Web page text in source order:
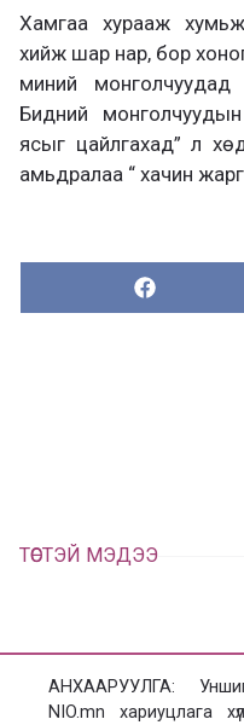
Хамгаа хурааж
хийж шар нар, бор хоног
миний
Бидний
ясыг цайлгахад” л
амьдралаа “ хачин
Хуваалцах:
Х
у
ТӨСТЭЙ МЭДЭЭ
АНХААРУУЛГА:
NIO.mn хариуцлага